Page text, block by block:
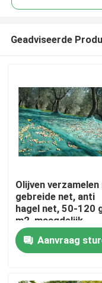
Thuis
Geadviseerde
Olijven verzamelen
gebreide net, anti
hagel net, 50-120
m2, maagdelijk
materiaal
Aanvraag